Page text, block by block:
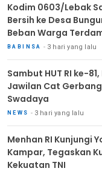
Kodim 0603/Lebak
Bersih ke Desa
Beban Warga
BABINSA 3 hari yang lalu
Sambut HUT RI ke-
Jawilan Cat
Swadaya
NEWS 3 hari yang lalu
Menhan RI Kunjungi
Kampar, Tegaskan
Kekuatan TNI